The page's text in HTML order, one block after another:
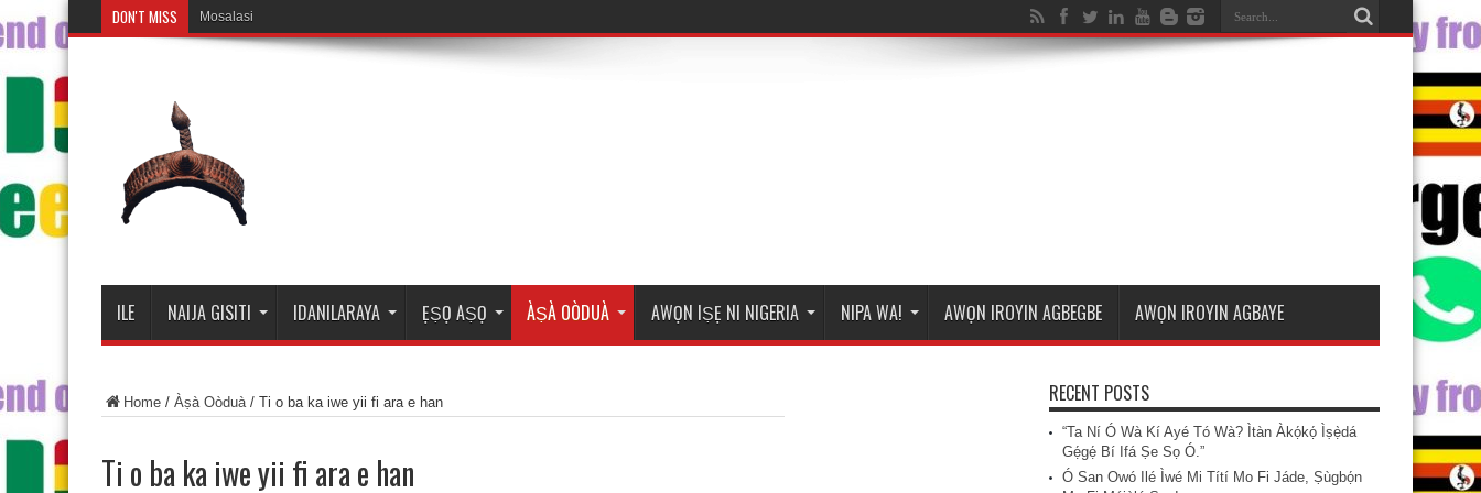
DON'T MISS Mosalasi Fe Di Wiwo Fun
ILE NAIJA GISITI IDANILARAYA ẸṢỌ AṢỌ ÀṢÀ OÒDUÀ AWỌN IṢẸ NI NIGERIA NIPA WA! AWỌN IROYIN AGBEGBE AWỌN IROYIN AGBAYE
Home / Àṣà Oòduà/ Ti o ba ka iwe yii fi ara e han
Ti o ba ka iwe yii fi ara e han
RECENT POSTS
“Ta Ní Ó Wà Kí Ayé Tó Wà? Ìtàn Àkọ́kọ́ Ìṣẹ̀dá
Gẹ́gẹ́ Bí Ifá Ṣe Sọ Ó.”
Ó San Owó Ilé Ìwé Mi Títí Mo Fi Jáde, Ṣùgbọ́n